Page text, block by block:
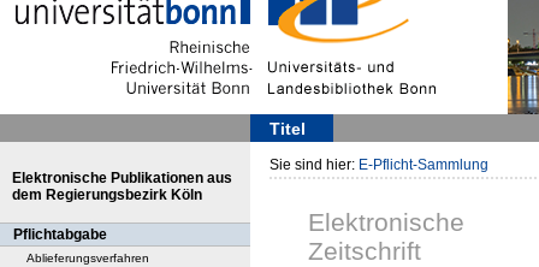
Titel
Elektronische Publikationen aus
dem Regierungsbezirk Köln
Pflichtabgabe
Ablieferungsverfahren
Sie sind hier: E-Pflicht-Sammlung
Elektronische
Zeitschrift